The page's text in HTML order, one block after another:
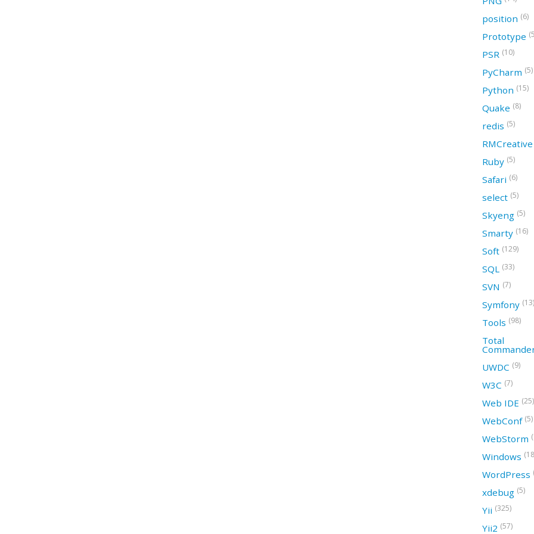
position (6)
Prototype
PSR (10)
PyCharm (5)
Python (15)
Quake (8)
redis (5)
RMCreative
Ruby (5)
Safari (6)
select (5)
Skyeng (5)
Smarty (16)
Soft (129)
SQL (33)
SVN (7)
Symfony (13)
Tools (98)
Total
UWDC (9)
W3C (7)
Web IDE (25)
WebConf (5)
WebStorm
Windows
WordPress
xdebug (5)
Yii (325)
Yii2 (57)